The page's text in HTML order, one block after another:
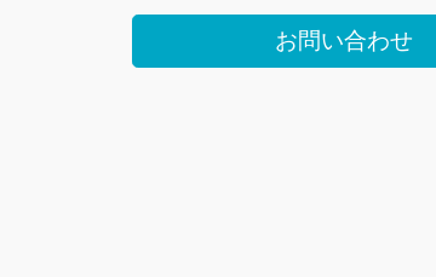
お問い合わせ